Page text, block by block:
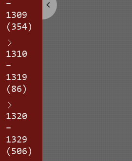
–
1309
(354)
1310
–
1319
(86)
1320
–
1329
(506)